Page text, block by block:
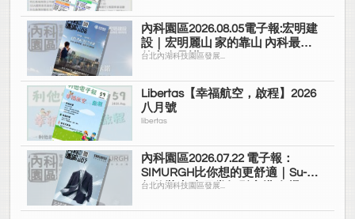
內科園區2026.08.05電子報:宏明建
設｜宏明麗山 家的靠山 內科最高
的安全承諾
台北內湖科技園區發展...
Libertas【幸福航空，啟程】2026
八月號
libertas
內科園區2026.07.22 電子報：
SIMURGH比你想的更舒適｜Su-Si
舒仕裝 都會日常輕鬆穿搭 免燙可
台北內湖科技園區發展...